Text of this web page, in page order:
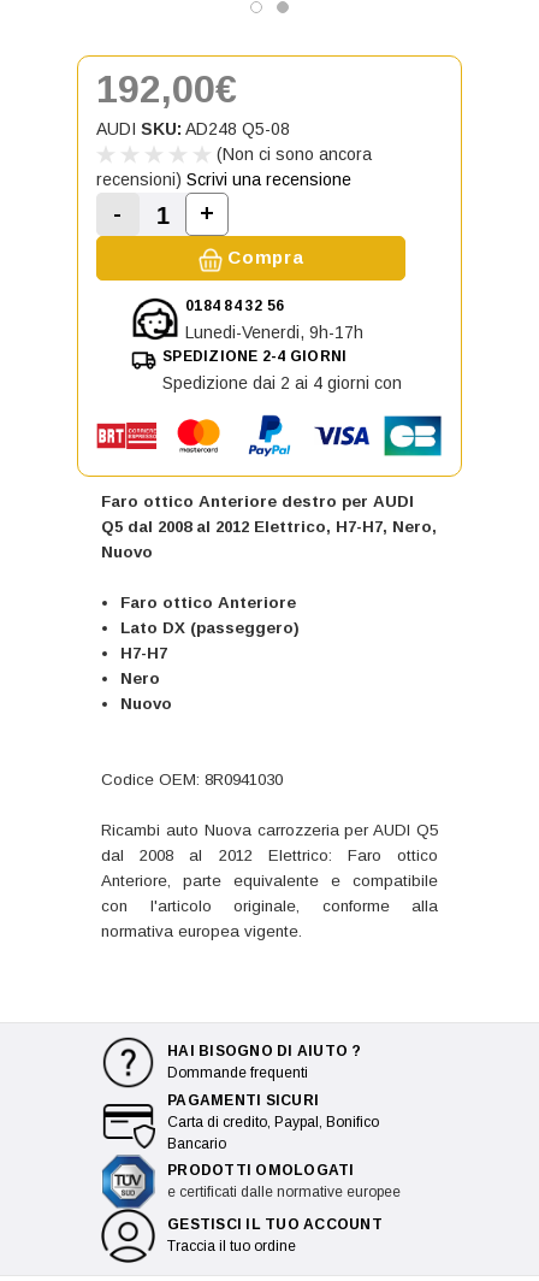
Faro ottico Anteriore destro per AUDI
Q5 dal 2008 al 2012 Elettrico, H7-H7, Nero,
Nuovo
Faro ottico Anteriore
Lato DX (passeggero)
H7-H7
Nero
Nuovo
Codice OEM: 8R0941030
Ricambi auto Nuova carrozzeria per AUDI Q5
dal 2008 al 2012 Elettrico: Faro ottico
Anteriore, parte equivalente e compatibile
con l'articolo originale, conforme alla
normativa europea vigente.
192,00€
AUDI SKU: AD248 Q5-08
(Non ci sono ancora
recensioni) Scrivi una recensione
Diminuisci la quantità di Faro ottico
-
Aumenta la quantità di Faro ottico
+
Compra
0184 84 32 56
Lunedi-Venerdi, 9h-17h
SPEDIZIONE 2-4 GIORNI
Spedizione dai 2 ai 4 giorni con
HAI BISOGNO DI AIUTO ?
Dommande frequenti
PAGAMENTI SICURI
Carta di credito, Paypal, Bonifico
Bancario
PRODOTTI OMOLOGATI
e certificati dalle normative europee
GESTISCI IL TUO ACCOUNT
Traccia il tuo ordine